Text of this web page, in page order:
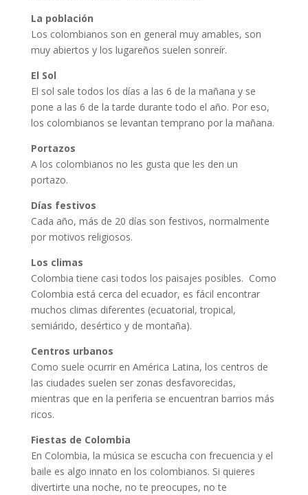
La población
Los colombianos son en general muy amables, son
muy abiertos y los lugareños suelen sonreír.
El Sol
El sol sale todos los días a las 6 de la mañana y se
pone a las 6 de la tarde durante todo el año. Por eso,
los colombianos se levantan temprano por la mañana.
Portazos
A los colombianos no les gusta que les den un
portazo.
Días festivos
Cada año, más de 20 días son festivos, normalmente
por motivos religiosos.
Los climas
Colombia tiene casi todos los paisajes posibles. Como
Colombia está cerca del ecuador, es fácil encontrar
muchos climas diferentes (ecuatorial, tropical,
semiárido, desértico y de montaña).
Centros urbanos
Como suele ocurrir en América Latina, los centros de
las ciudades suelen ser zonas desfavorecidas,
mientras que en la periferia se encuentran barrios más
ricos.
Fiestas de Colombia
En Colombia, la música se escucha con frecuencia y el
baile es algo innato en los colombianos. Si quieres
divertirte una noche, no te preocupes, no te